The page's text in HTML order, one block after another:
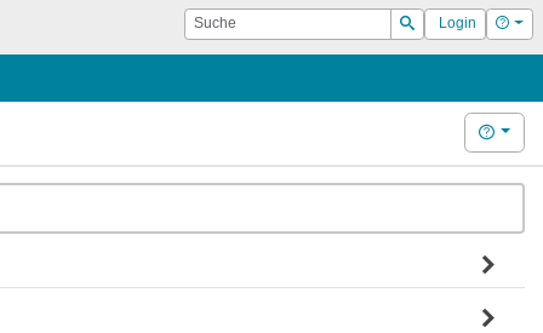
Suche
Suchen
Login Hilfe
Hilfe